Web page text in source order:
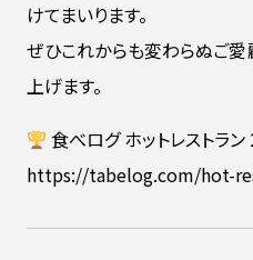
けてまいります。
ぜひこれからも変わらぬご愛
上げます。
食べログ ホットレストラン
https://tabelog.com/hot-